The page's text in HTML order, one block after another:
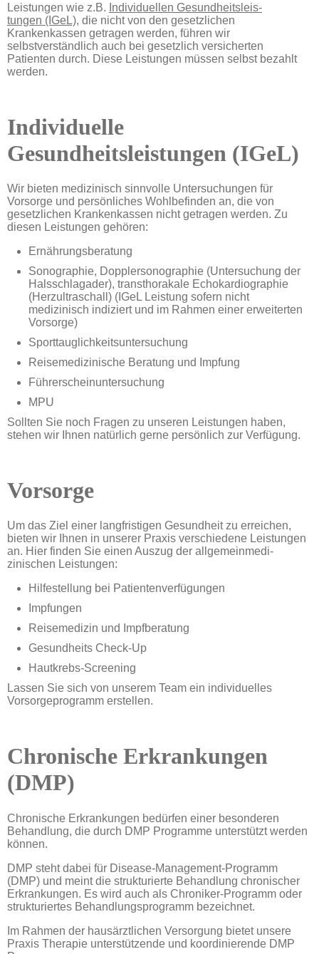
Leistungen wie z.B. Indivi­duellen Gesund­heitsleis­
tungen (IGeL), die nicht von den gesetzlichen
Krankenkassen getragen werden, führen wir
selbstverständlich auch bei gesetzlich versicherten
Patienten durch. Diese Leistungen müssen selbst bezahlt
werden.
Individuelle
Gesundheitsleistungen (IGeL)
Wir bieten medizinisch sinn­volle Unter­suchungen für
Vorsorge und persön­liches Wohl­befinden an, die von
gesetzlichen Kranken­kassen nicht getragen werden. Zu
diesen Leistungen gehören:
Ernährungsberatung
Sonographie, Dopplersonographie (Untersuchung der
Halsschlagader), transthorakale Echokardiographie
(Herzultraschall) (IGeL Leistung sofern nicht
medizinisch indiziert und im Rahmen einer erweiterten
Vorsorge)
Sporttauglichkeitsuntersuchung
Reisemedizinische Beratung und Impfung
Führerscheinuntersuchung
MPU
Sollten Sie noch Fragen zu unseren Leis­tungen haben,
stehen wir Ihnen natürlich gerne persönlich zur Verfügung.
Vorsorge
Um das Ziel einer lang­fristigen Gesund­heit zu erreichen,
bieten wir Ihnen in unserer Praxis ver­schiedene Leis­tungen
an. Hier finden Sie einen Auszug der allgemein­medi­
zinischen Leistungen:
Hilfestellung bei Patientenverfügungen
Impfungen
Reisemedizin und Impfberatung
Gesundheits Check-Up
Hautkrebs-Screening
Lassen Sie sich von unserem Team ein individuelles
Vorsorgeprogramm erstellen.
Chronische Erkrankungen
(DMP)
Chronische Erkrankungen bedürfen einer besonderen
Behandlung, die durch DMP Programme unterstützt werden
können.
DMP steht dabei für Disease-Management-Programm
(DMP) und meint die strukturierte Behandlung chronischer
Erkrankungen. Es wird auch als Chroniker-Programm oder
strukturiertes Behandlungsprogramm bezeichnet.
Im Rahmen der hausärztlichen Versorgung bietet unsere
Praxis Therapie unterstützende und koordinierende DMP